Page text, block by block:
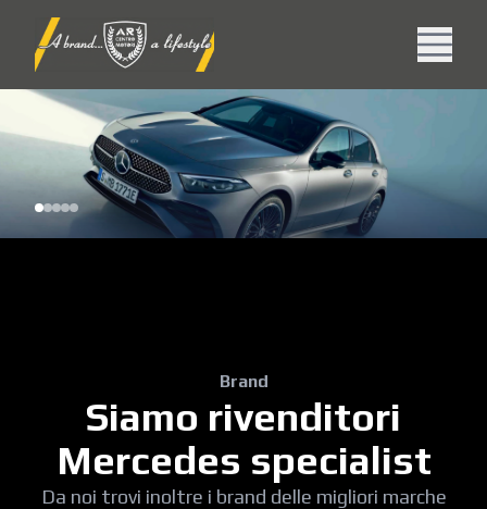
Brand
Siamo rivenditori
Mercedes specialist
Da noi trovi inoltre i brand delle migliori marche